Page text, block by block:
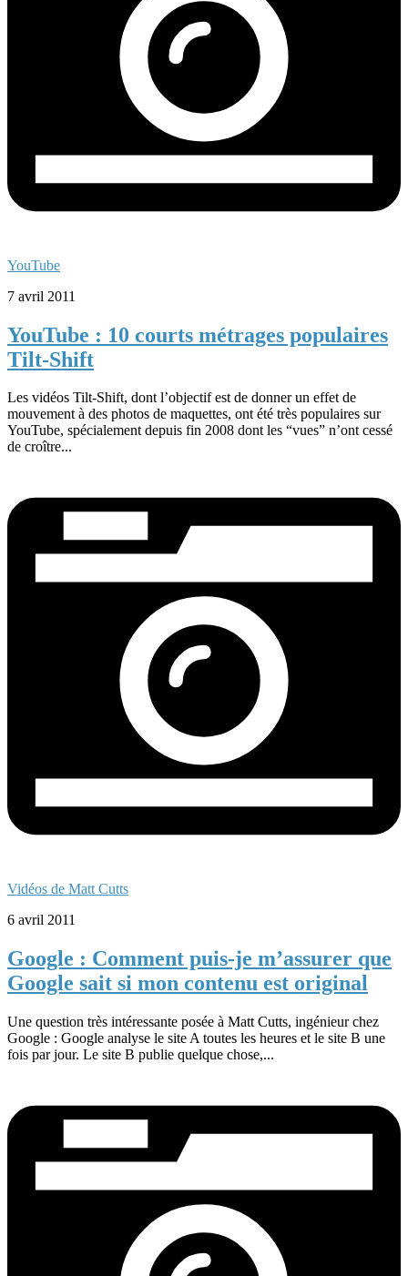
YouTube
7 avril 2011
YouTube : 10 courts métrages populaires
Tilt-Shift
Les vidéos Tilt-Shift, dont l’objectif est de donner un effet de
mouvement à des photos de maquettes, ont été très populaires sur
YouTube, spécialement depuis fin 2008 dont les “vues” n’ont cessé
de croître...
Vidéos de Matt Cutts
6 avril 2011
Google : Comment puis-je m’assurer que
Google sait si mon contenu est original
Une question très intéressante posée à Matt Cutts, ingénieur chez
Google : Google analyse le site A toutes les heures et le site B une
fois par jour. Le site B publie quelque chose,...